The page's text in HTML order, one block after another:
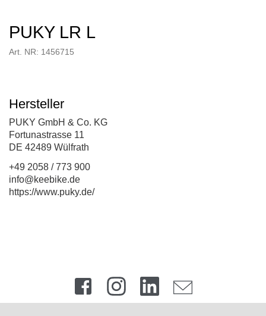
PUKY LR L
Art. NR: 1456715
Hersteller
PUKY GmbH & Co. KG
Fortunastrasse 11
DE 42489 Wülfrath
+49 2058 / 773 900
info@keebike.de
https://www.puky.de/